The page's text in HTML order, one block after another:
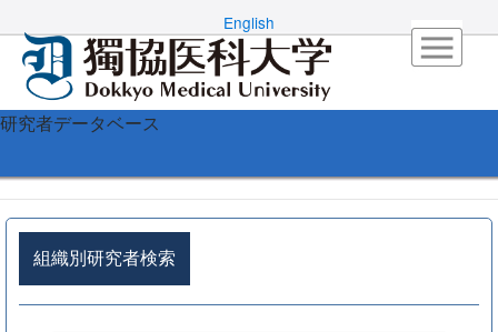
English
研究者データベース
組織別研究者検索